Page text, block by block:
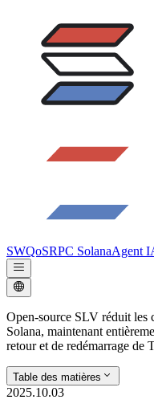
SWQoSRPC SolanaAgent
Open-source SLV réduit les
Solana, maintenant
retour et de redémarrage de
Table des matières
2025.10.03